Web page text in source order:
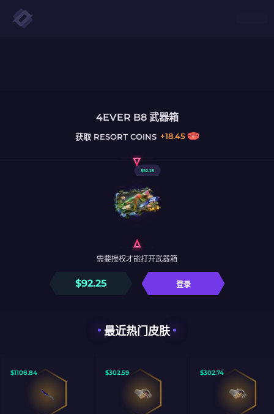
4EVER B8 武器箱
获取RESORT COINS +18.45
$92.25
$92.25 登录
需要授权才能打开武器箱
最近热门皮肤
$1108.84 $302.59 $302.74